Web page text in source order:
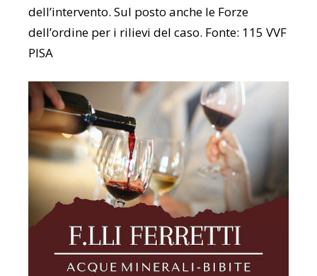
dell’intervento. Sul posto anche le Forze
dell’ordine per i rilievi del caso. Fonte: 115 VVF
PISA